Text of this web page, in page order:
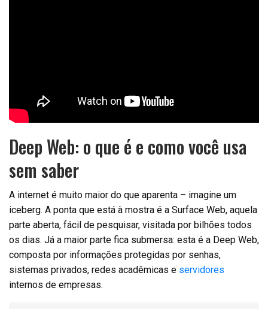
Deep Web: o que é e como você usa
sem saber
A internet é muito maior do que aparenta – imagine um
iceberg. A ponta que está à mostra é a Surface Web, aquela
parte aberta, fácil de pesquisar, visitada por bilhões todos
os dias. Já a maior parte fica submersa: esta é a Deep Web,
composta por informações protegidas por senhas,
sistemas privados, redes acadêmicas e servidores
internos de empresas.